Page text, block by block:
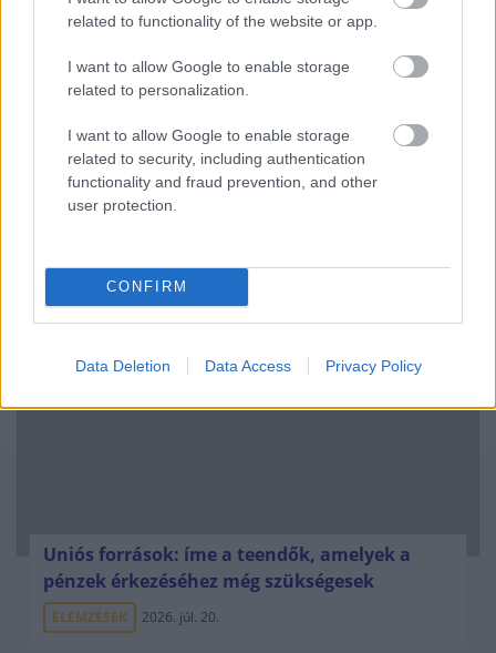
related to functionality of the website or app.
I want to allow Google to enable storage
related to personalization.
I want to allow Google to enable storage
related to security, including authentication
functionality and fraud prevention, and other
user protection.
CONFIRM
Data Deletion Data Access Privacy Policy
ELEMZÉSEK 2026. júl. 21.
Uniós források: íme a teendők, amelyek a
pénzek érkezéséhez még szükségesek
ELEMZÉSEK 2026. júl. 20.